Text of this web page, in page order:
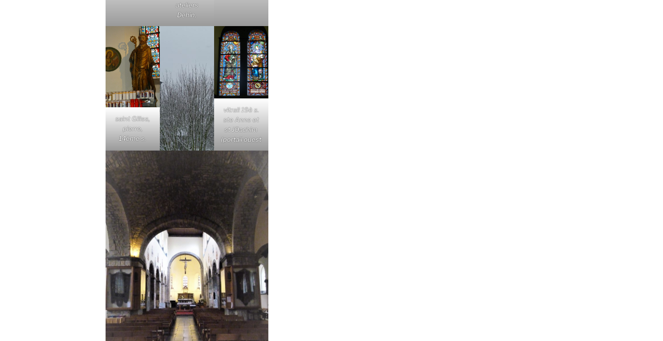
ateliers
Dehin,
saint Gilles,
pierre,
14ème s.
vitrail 19è s.
ste Anne et
st JOachim
(portail ouest